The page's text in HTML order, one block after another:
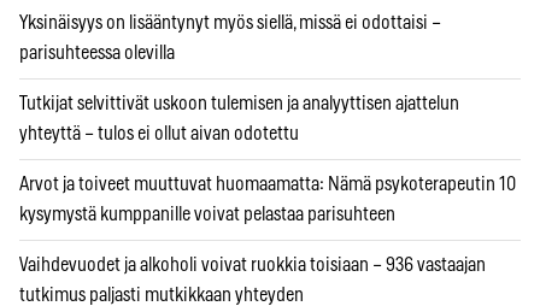
Yksinäisyys on lisääntynyt myös siellä, missä ei odottaisi –
parisuhteessa olevilla
Tutkijat selvittivät uskoon tulemisen ja analyyttisen ajattelun
yhteyttä – tulos ei ollut aivan odotettu
Arvot ja toiveet muuttuvat huomaamatta: Nämä psykoterapeutin 10
kysymystä kumppanille voivat pelastaa parisuhteen
Vaihdevuodet ja alkoholi voivat ruokkia toisiaan – 936 vastaajan
tutkimus paljasti mutkikkaan yhteyden